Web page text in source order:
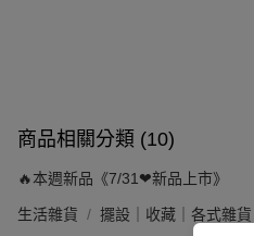
商品相關分類 (10)
🔥本週新品《7/31❤新品上市》
生活雜貨 擺設｜收藏｜各式雜貨